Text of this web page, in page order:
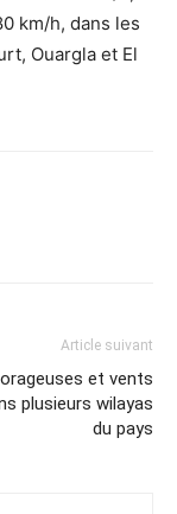
km/h, dans les
Ouargla et El
Article suivant
et vents
plusieurs wilayas
du pays